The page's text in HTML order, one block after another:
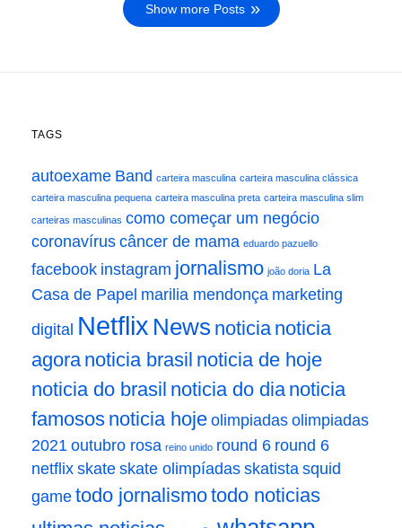
Show more Posts
TAGS
autoexame Band carteira masculina carteira masculina clássica
carteira masculina pequena carteira masculina preta carteira masculina slim
carteiras masculinas como começar um negócio
coronavírus câncer de mama eduardo pazuello
facebook instagram jornalismo joão doria La
Casa de Papel marilia mendonça marketing
digital Netflix News noticia noticia
agora noticia brasil noticia de hoje
noticia do brasil noticia do dia noticia
famosos noticia hoje olimpiadas olimpiadas
2021 outubro rosa reino unido round 6 round 6
netflix skate skate olimpíadas skatista squid
game todo jornalismotodo noticias